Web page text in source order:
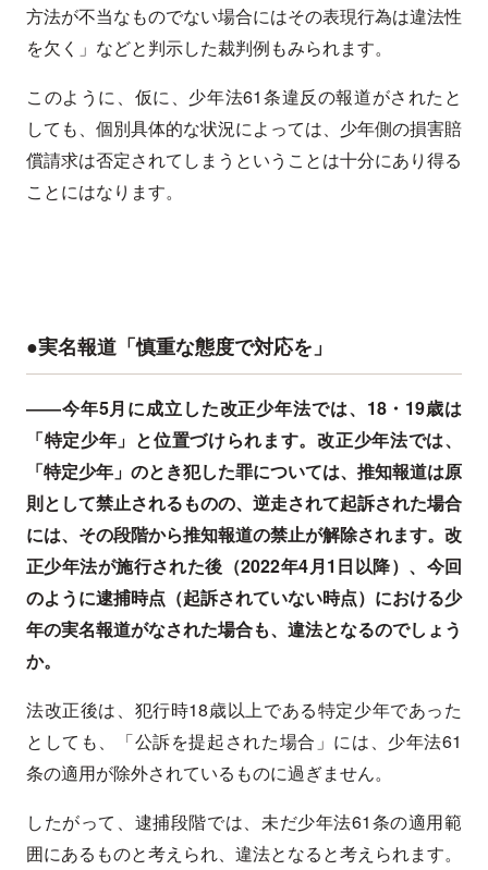
方法が不当なものでない場合にはその表現行為は違法性
を欠く」などと判示した裁判例もみられます。
このように、仮に、少年法61条違反の報道がされたと
しても、個別具体的な状況によっては、少年側の損害賠
償請求は否定されてしまうということは十分にあり得る
ことにはなります。
●実名報道「慎重な態度で対応を」
――今年5月に成立した改正少年法では、18・19歳は
「特定少年」と位置づけられます。改正少年法では、
「特定少年」のとき犯した罪については、推知報道は原
則として禁止されるものの、逆走されて起訴された場合
には、その段階から推知報道の禁止が解除されます。改
正少年法が施行された後（2022年4月1日以降）、今回
のように逮捕時点（起訴されていない時点）における少
年の実名報道がなされた場合も、違法となるのでしょう
か。
法改正後は、犯行時18歳以上である特定少年であった
としても、「公訴を提起された場合」には、少年法61
条の適用が除外されているものに過ぎません。
したがって、逮捕段階では、未だ少年法61条の適用範
囲にあるものと考えられ、違法となると考えられます。